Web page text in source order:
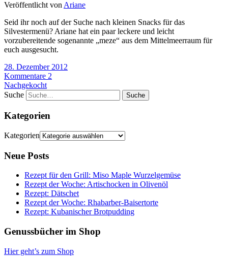
Veröffentlicht vonAriane
Seid ihr noch auf der Suche nach kleinen Snacks für das
Silvestermenü? Ariane hat ein paar leckere und leicht
vorzubereitende sogenannte „meze“ aus dem Mittelmeerraum für
euch ausgesucht.
28. Dezember 2012
Kommentare 2
Nachgekocht
Suche
Kategorien
Kategorien
Neue Posts
Rezept für den Grill: Miso Maple Wurzelgemüse
Rezept der Woche: Artischocken in Olivenöl
Rezept: Dätschet
Rezept der Woche: Rhabarber-Baisertorte
Rezept: Kubanischer Brotpudding
Genussbücher im Shop
Hier geht’s zum Shop